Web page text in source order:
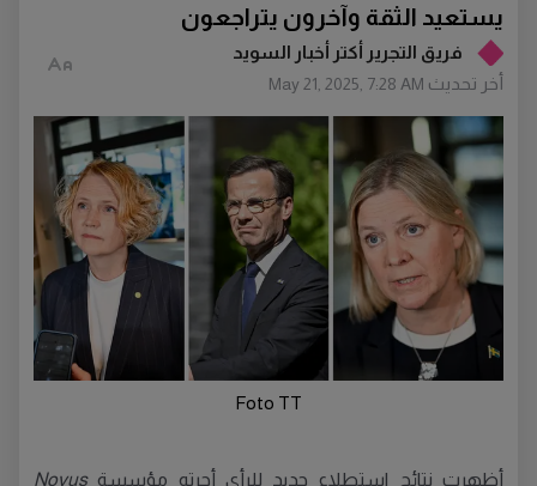
فريق التجرير أكتر أخبار السويد
أخر تحديث May 21, 2025, 7:28 AM
يستعيد الثقة وآخرون يتراجعون
Foto TT
أظهرت نتائج استطلاع جديد للرأي أجرته مؤسسةNovus